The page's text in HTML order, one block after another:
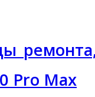
Pro Max